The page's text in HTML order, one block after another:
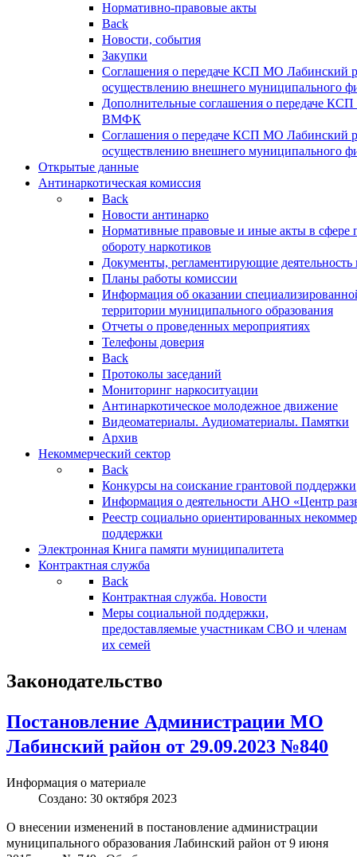
Нормативно-правовые акты
Back
Новости, события
Закупки
Соглашения о передаче КСП МО Лабинский
осуществлению внешнего муниципального
Дополнительные соглашения о передаче
ВМФК
Соглашения о передаче КСП МО Лабинский
осуществлению внешнего муниципального
Открытые данные
Антинаркотическая комиссия
Back
Новости антинарко
Нормативные правовые и иные акты в сфере
обороту наркотиков
Документы, регламентирующие деятельность
Планы работы комиссии
Информация об оказании
территории муниципального образования
Отчеты о проведенных мероприятиях
Телефоны доверия
Back
Протоколы заседаний
Мониторинг наркоситуации
Антинаркотическое молодежное движение
Видеоматериалы. Аудиоматериалы. Памятки
Архив
Некоммерческий сектор
Back
Конкурсы на соискание грантовой поддержки
Информация о деятельности АНО «Центр
Реестр социально ориентированных
поддержки
Электронная Книга памяти муниципалитета
Контрактная служба
Back
Контрактная служба. Новости
Меры социальной поддержки,
предоставляемые участникам СВО и членам
их семей
Законодательство
Постановление Администрации МО
Лабинский район от 29.09.2023 №840
Информация о материале
Создано: 30 октября 2023
О внесении изменений в постановление администрации
муниципального образования Лабинский район от 9 июня